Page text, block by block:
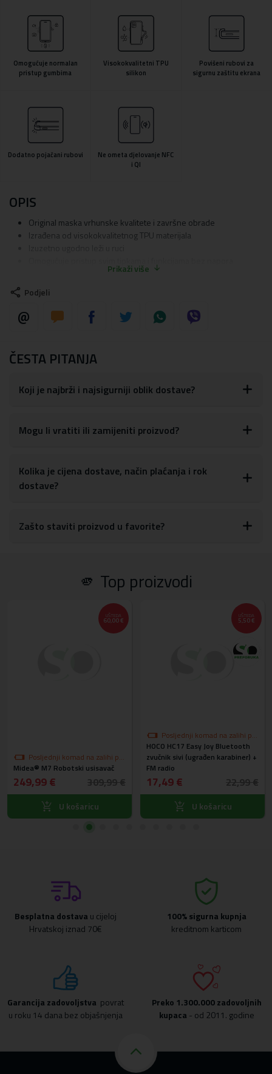
Omogućuje normalan
pristup gumbima
Visokokvalitetni TPU
silikon
Povišeni rubovi za
sigurnu zaštitu ekrana
Dodatno pojačani rubovi
Ne ometa djelovanje NFC
i QI
OPIS
Original maska vrhunske kvalitete i završne obrade
Izrađena od visokokvalitetnog TPU materijala
Prelazi rubove ekrana tako da mobitel možete odložiti na ekran
Izrazito kvalitetna i ugodna na dodir
Štiti od ogrebotina, udaraca i oštećenja
Ne ometa djelovanje NFC i QI tehnologije
Prikaži više
Podjeli
ČESTA PITANJA
Koji je najbrži i najsigurniji oblik dostave?
Mogu li vratiti ili zamijeniti proizvod?
Kolika je cijena dostave, način plaćanja i rok
dostave?
Zašto staviti proizvod u favorite?
🫵 Top proizvodi
UŠTEDA
60,00 €
Posljednji komad na zalihi po
akcijskoj cijeni
Midea® M7 Robotski usisavač
249,99 €
U košaricu
UŠTEDA
5,50 €
Posljednji komad na zalihi po
akcijskoj cijeni
HOCO HC17 Easy Joy Bluetooth
zvučnik sivi (ugrađen karabiner) +
FM radio
17,49 €
U košaricu
Besplatna dostava u cijeloj
Hrvatskoj iznad 70€
100% sigurna kupnja
kreditnom karticom
Garancija zadovoljstva povrat
u roku 14 dana bez objašnjenja
Preko 1.300.000 zadovoljnih
kupaca - od 2011. godine